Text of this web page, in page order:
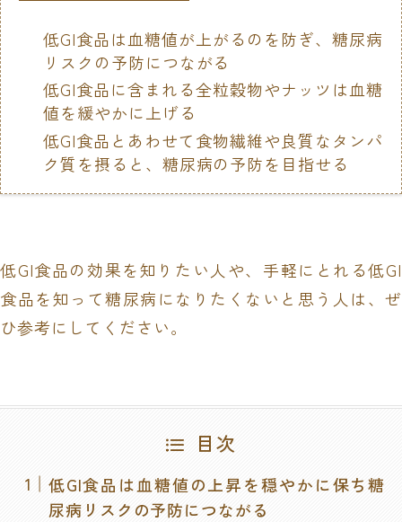
低GI食品は血糖値が上がるのを防ぎ、糖尿病
リスクの予防につながる
低GI食品に含まれる全粒穀物やナッツは血糖
値を緩やかに上げる
低GI食品とあわせて食物繊維や良質なタンパ
ク質を摂ると、糖尿病の予防を目指せる
低GI食品の効果を知りたい人や、手軽にとれる低GI
食品を知って糖尿病になりたくないと思う人は、ぜ
ひ参考にしてください。
目次
低GI食品は血糖値の上昇を穏やかに保ち糖
尿病リスクの予防につながる